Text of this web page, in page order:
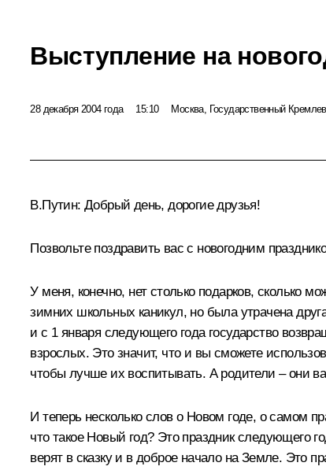
Выступление на
28 декабря 2004 года 15:10 Москва, Государственный
В.Путин: Добрый день, дорогие друзья!
Позвольте поздравить вас с новогодним
У меня, конечно, нет столько подарков, сколько
зимних школьных каникул, но была утрачена
и с 1 января следующего года государство
взрослых. Это значит, что и вы сможете
чтобы лучше их воспитывать. А родители – они
И теперь несколько слов о Новом годе, о самом
что такое Новый год? Это праздник следующего
верят в сказку и в доброе начало на Земле. Это